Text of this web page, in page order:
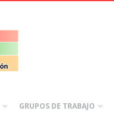
GRUPOS DE TRABAJO